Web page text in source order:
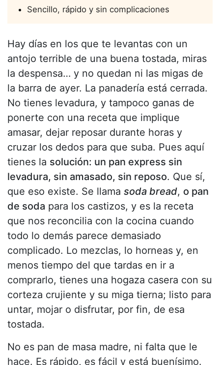
Sencillo, rápido y sin complicaciones
Hay días en los que te levantas con un
antojo terrible de una buena tostada, miras
la despensa… y no quedan ni las migas de
la barra de ayer. La panadería está cerrada.
No tienes levadura, y tampoco ganas de
ponerte con una receta que implique
amasar, dejar reposar durante horas y
cruzar los dedos para que suba. Pues aquí
tienes la solución: un pan express sin
levadura, sin amasado, sin reposo. Que sí,
que eso existe. Se llama soda bread, o pan
de soda para los castizos, y es la receta
que nos reconcilia con la cocina cuando
todo lo demás parece demasiado
complicado. Lo mezclas, lo horneas y, en
menos tiempo del que tardas en ir a
comprarlo, tienes una hogaza casera con su
corteza crujiente y su miga tierna; listo para
untar, mojar o disfrutar, por fin, de esa
tostada.
No es pan de masa madre, ni falta que le
hace. Es rápido, es fácil y está buenísimo.